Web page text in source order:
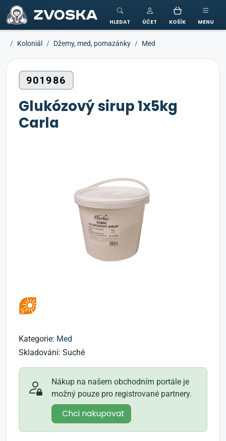
ZVOSKA
HLEDAT ÚČET KOŠÍK MENU
Koloniál Džemy, med, pomazánky Med
901986
Glukózový sirup 1x5kg
Carla
Kategorie: Med
Skladování: Suché
Nákup na našem obchodním portále je
možný pouze pro registrované partnery.
Chci nakupovat